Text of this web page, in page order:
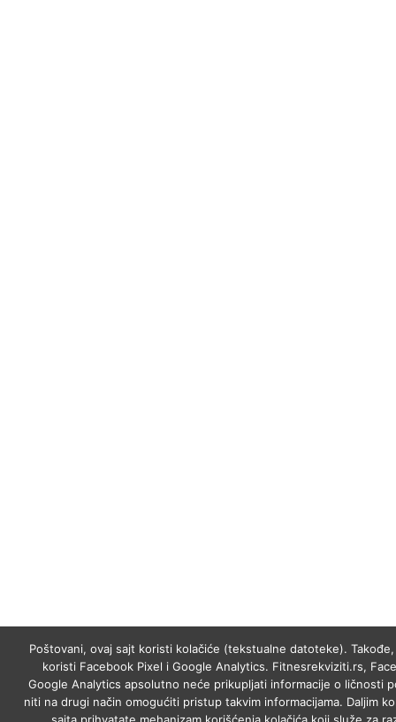
Poštovani, ovaj sajt koristi kolačiće (tekstualne datoteke).
koristi Facebook Pixel i Google Analytics. Fitnesrekviziti.rs,
Google Analytics apsolutno neće prikupljati informacije o ličnosti
niti na drugi način omogućiti pristup takvim informacijama. Daljim